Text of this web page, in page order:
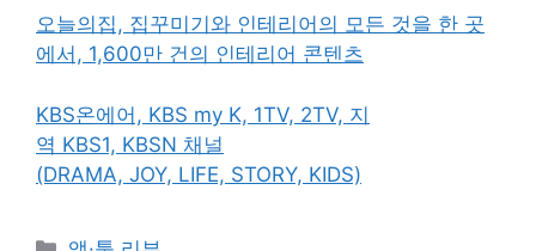
오늘의집, 집꾸미기와 인테리어의 모든 것을 한 곳
에서, 1,600만 건의 인테리어 콘텐츠
KBS온에어, KBS my K, 1TV, 2TV, 지
역 KBS1, KBSN 채널
(DRAMA, JOY, LIFE, STORY, KIDS)
카